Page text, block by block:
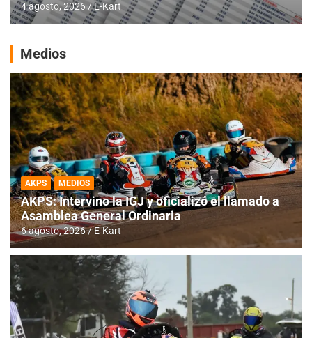
4 agosto, 2026 E-Kart
Medios
AKPS MEDIOS
AKPS: Intervino la IGJ y oficializó el llamado a
Asamblea General Ordinaria
6 agosto, 2026 E-Kart